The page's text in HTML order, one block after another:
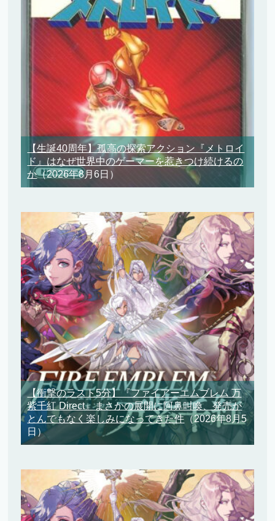
【生誕40周年】孤高の探索アクション『メトロイ
ド』はなぜ世界中のゲーマーを惹きつけ続けるの
か（2026年8月6日）
【衝撃のラスト5分】『ファイアーエムブレム 万
紫千紅 Direct』まさかの展開に阿鼻叫喚、発売が
とんでもなく楽しみになってきた件（2026年8月5
日）